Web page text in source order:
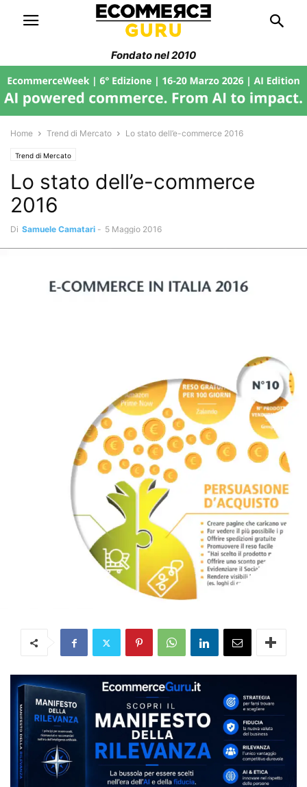
Fondato nel 2010
Home Trend di Mercato Lo stato dell’e-commerce 2016
Trend di Mercato
Lo stato dell’e-commerce
2016
Di Samuele Camatari - 5 Maggio 2016